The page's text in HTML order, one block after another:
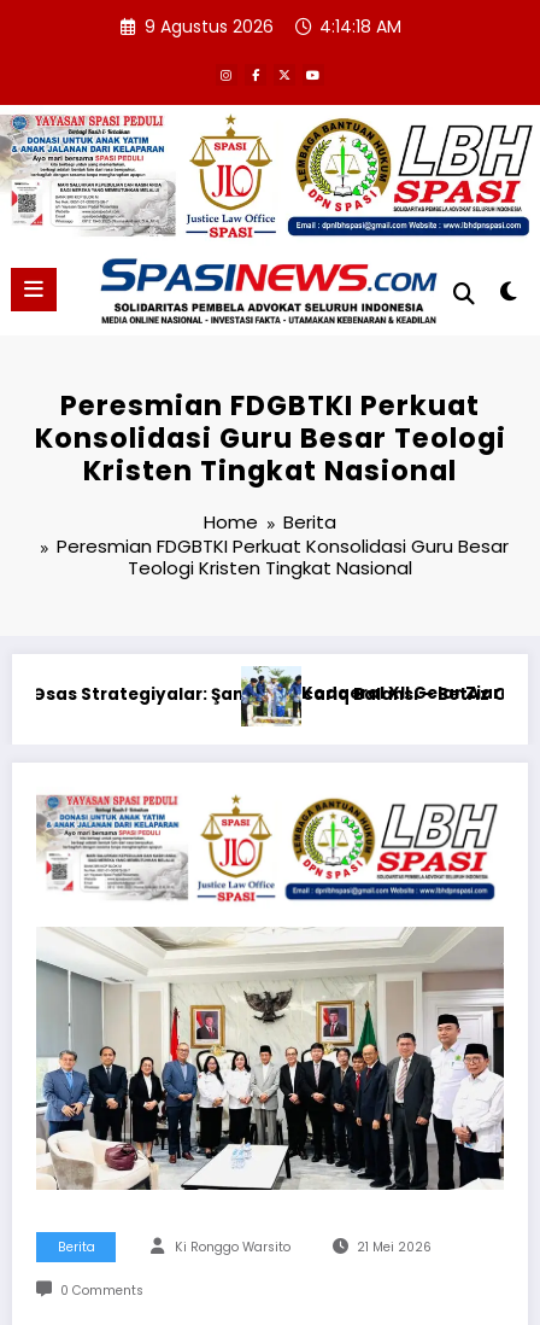
9 Agustus 2026 4:14:18 AM
Peresmian FDGBTKI Perkuat
Konsolidasi Guru Besar Teologi
Kristen Tingkat Nasional
Home
Berita
Peresmian FDGBTKI Perkuat Konsolidasi Guru Besar
Teologi Kristen Tingkat Nasional
di TMP Dharma Patria Jaya, Kenang Jasa Pahlawan
Dirut Jasa Raharja Dampingi
Berita Ki Ronggo Warsito 21 Mei 2026
0 Comments